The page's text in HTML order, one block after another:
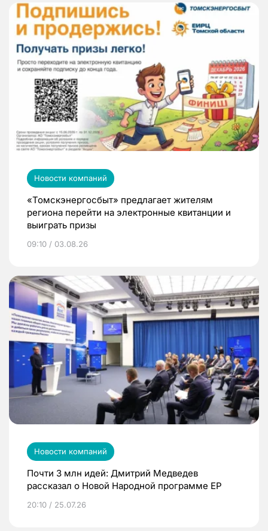
Новости компаний
«Томскэнергосбыт» предлагает жителям
региона перейти на электронные квитанции и
выиграть призы
09:10 / 03.08.26
Новости компаний
Почти 3 млн идей: Дмитрий Медведев
рассказал о Новой Народной программе ЕР
20:10 / 25.07.26